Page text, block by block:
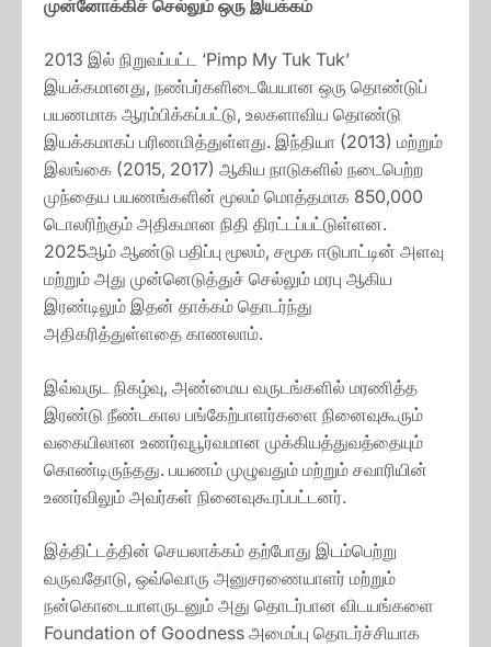
முன்னோக்கிச் செல்லும் ஒரு இயக்கம்
2013 இல் நிறுவப்பட்ட ‘Pimp My Tuk Tuk’
இயக்கமானது, நண்பர்களிடையேயான ஒரு தொண்டுப்
பயணமாக ஆரம்பிக்கப்பட்டு, உலகளாவிய தொண்டு
இயக்கமாகப் பரிணமித்துள்ளது. இந்தியா (2013) மற்றும்
இலங்கை (2015, 2017) ஆகிய நாடுகளில் நடைபெற்ற
முந்தைய பயணங்களின் மூலம் மொத்தமாக 850,000
டொலரிற்கும் அதிகமான நிதி திரட்டப்பட்டுள்ளன.
2025ஆம் ஆண்டு பதிப்பு மூலம், சமூக ஈடுபாட்டின் அளவு
மற்றும் அது முன்னெடுத்துச் செல்லும் மரபு ஆகிய
இரண்டிலும் இதன் தாக்கம் தொடர்ந்து
அதிகரித்துள்ளதை காணலாம்.
இவ்வருட நிகழ்வு, அண்மைய வருடங்களில் மரணித்த
இரண்டு நீண்டகால பங்கேற்பாளர்களை நினைவுகூரும்
வகையிலான உணர்வுபூர்வமான முக்கியத்துவத்தையும்
கொண்டிருந்தது. பயணம் முழுவதும் மற்றும் சவாரியின்
உணர்விலும் அவர்கள் நினைவுகூரப்பட்டனர்.
இத்திட்டத்தின் செயலாக்கம் தற்போது இடம்பெற்று
வருவதோடு, ஒவ்வொரு அனுசரணையாளர் மற்றும்
நன்கொடையாளருடனும் அது தொடர்பான விடயங்களை
Foundation of Goodness அமைப்பு தொடர்ச்சியாக